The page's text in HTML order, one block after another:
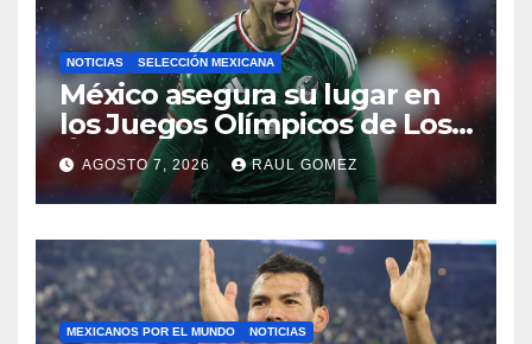
NOTICIAS SELECCIÓN MEXICANA
México asegura su lugar en
los Juegos Olímpicos de Los
Ángeles 2028
AGOSTO 7, 2026 RAUL GOMEZ
MEXICANOS POR EL MUNDO NOTICIAS